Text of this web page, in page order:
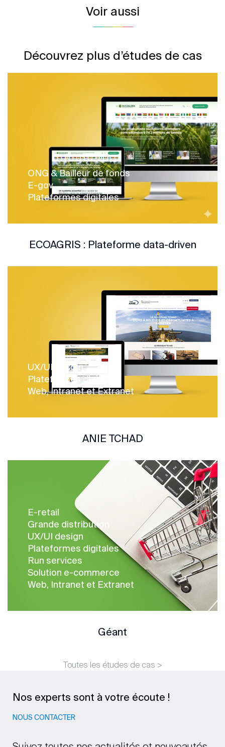
Voir aussi
Découvrez plus d’études de cas
ONG & Bailleur de fonds
E-gov
Plateformes digitales
ECOAGRIS : Plateforme data-driven
UX/UI design
Plateformes digitales
Web, Intranet et Extranet
ANIE TCHAD
E-retail
Grande distribution
UX/UI design
Plateformes digitales
Run services
Solution e-commerce
Web, Intranet et Extranet
Géant
Toutes les études de cas >
Nos experts sont à votre écoute !
NOUS CONTACTER